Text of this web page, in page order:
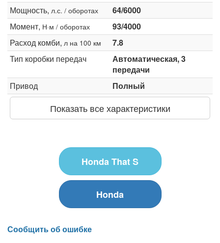
Мощность, л.с. / оборотах
64/6000
Момент, Н·м / оборотах
93/4000
Расход комби, л на 100 км
7.8
Тип коробки передач
Автоматическая, 3
передачи
Привод
Полный
Показать все характеристики
Honda That S
Honda
Сообщить об ошибке